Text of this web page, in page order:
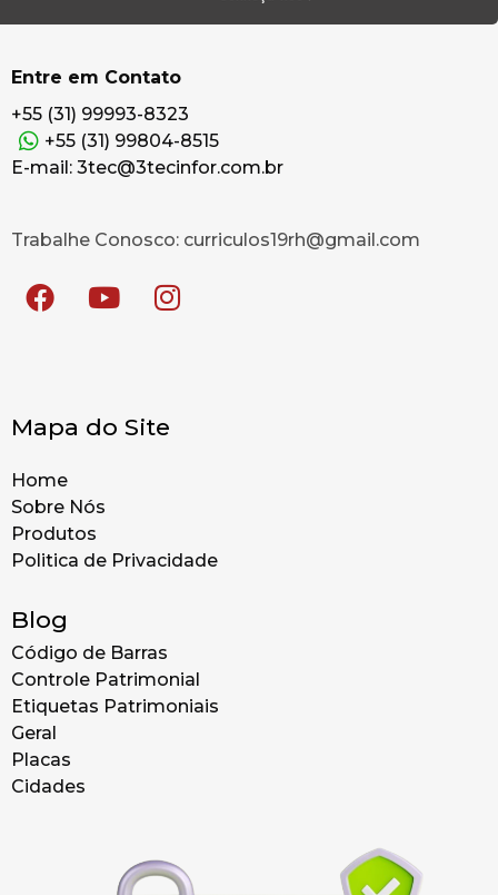
Entre em Contato
+55 (31) 99993-8323
+55 (31) 99804-8515
E-mail: 3tec@3tecinfor.com.br
Trabalhe Conosco: curriculos19rh@gmail.com
Mapa do Site
Home
Sobre Nós
Produtos
Politica de Privacidade
Blog
Código de Barras
Controle Patrimonial
Etiquetas Patrimoniais
Geral
Placas
Cidades